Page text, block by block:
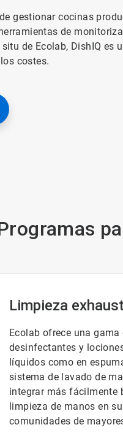
gestionar cocinas
de
de Ecolab, DishIQ es
costes.
Limpieza
Ecolab ofrece una gama
desinfectantes y
líquidos como en
sistema de lavado de
integrar más fácilmente
limpieza de manos en
comunidades de